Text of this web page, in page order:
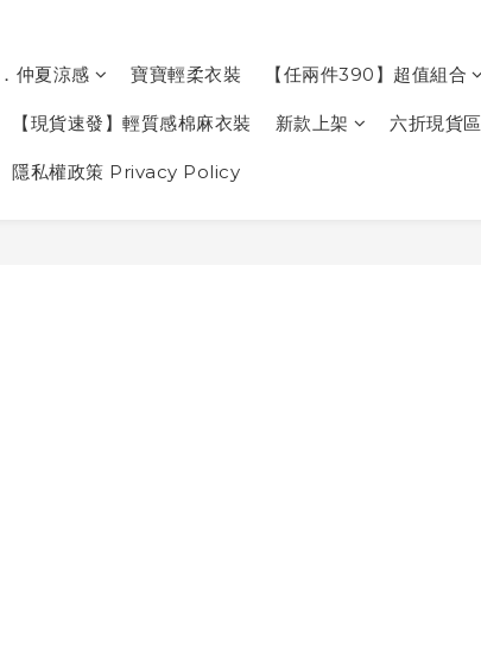
仲夏涼感 寶寶輕柔衣裝 【任兩件390】超值組合
【現貨速發】輕質感棉麻衣裝 新款上架 六折現貨區
隱私權政策 Privacy Policy